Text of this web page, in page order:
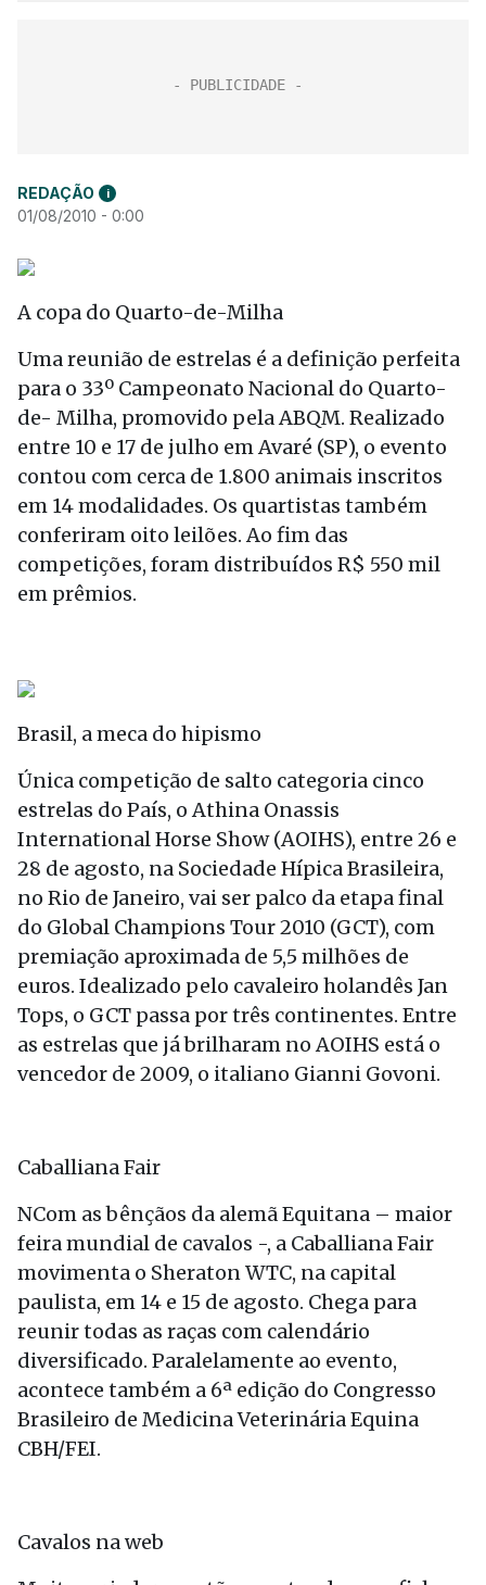
REDAÇÃO i
01/08/2010 - 0:00
A copa do Quarto-de-Milha
Uma reunião de estrelas é a definição perfeita
para o 33º Campeonato Nacional do Quarto-
de- Milha, promovido pela ABQM. Realizado
entre 10 e 17 de julho em Avaré (SP), o evento
contou com cerca de 1.800 animais inscritos
em 14 modalidades. Os quartistas também
conferiram oito leilões. Ao fim das
competições, foram distribuídos R$ 550 mil
em prêmios.
Brasil, a meca do hipismo
Única competição de salto categoria cinco
estrelas do País, o Athina Onassis
International Horse Show (AOIHS), entre 26 e
28 de agosto, na Sociedade Hípica Brasileira,
no Rio de Janeiro, vai ser palco da etapa final
do Global Champions Tour 2010 (GCT), com
premiação aproximada de 5,5 milhões de
euros. Idealizado pelo cavaleiro holandês Jan
Tops, o GCT passa por três continentes. Entre
as estrelas que já brilharam no AOIHS está o
vencedor de 2009, o italiano Gianni Govoni.
Caballiana Fair
NCom as bênçãos da alemã Equitana – maior
feira mundial de cavalos -, a Caballiana Fair
movimenta o Sheraton WTC, na capital
paulista, em 14 e 15 de agosto. Chega para
reunir todas as raças com calendário
diversificado. Paralelamente ao evento,
acontece também a 6ª edição do Congresso
Brasileiro de Medicina Veterinária Equina
CBH/FEI.
Cavalos na web